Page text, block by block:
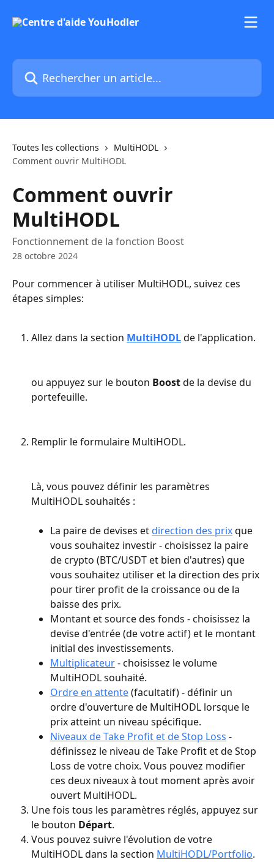
Rechercher un article...
Toutes les collections
MultiHODL
Comment ouvrir MultiHODL
Comment ouvrir
MultiHODL
Fonctionnement de la fonction Boost
28 octobre 2024
Pour commencer à utiliser MultiHODL, suivez ces
étapes simples:
Allez dans la section MultiHODL de l'application.
ou appuyez sur le bouton Boost de la devise du
portefeuille.
Remplir le formulaire MultiHODL.
Là, vous pouvez définir les paramètres
MultiHODL souhaités :
La paire de devises et direction des prix que
vous souhaitez investir - choisissez la paire
de crypto (BTC/USDT et bien d'autres) que
vous souhaitez utiliser et la direction des prix
pour tirer profit de la croissance ou de la
baisse des prix.
Montant et source des fonds - choisissez la
devise d'entrée (de votre actif) et le montant
initial des investissements.
Multiplicateur - choisissez le volume
MultiHODL souhaité.
Ordre en attente (facultatif) - définir un
ordre d'ouverture de MultiHODL lorsque le
prix atteint un niveau spécifique.
Niveaux de Take Profit et de Stop Loss -
définissez le niveau de Take Profit et de Stop
Loss de votre choix. Vous pouvez modifier
ces deux niveaux à tout moment après avoir
ouvert MultiHODL.
Une fois tous les paramètres réglés, appuyez sur
le bouton Départ.
Vous pouvez suivre l'évolution de votre
MultiHODL dans la section MultiHODL/Portfolio.